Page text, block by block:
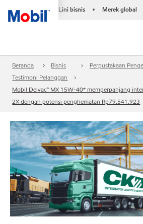
Lini bisnis • Merek global
Beranda Bisnis
Perpustakaan
Testimoni Pelanggan
Mobil Delvac™ MX 15W-40* memperpanjang
2X dengan potensi penghematan Rp79.541.923